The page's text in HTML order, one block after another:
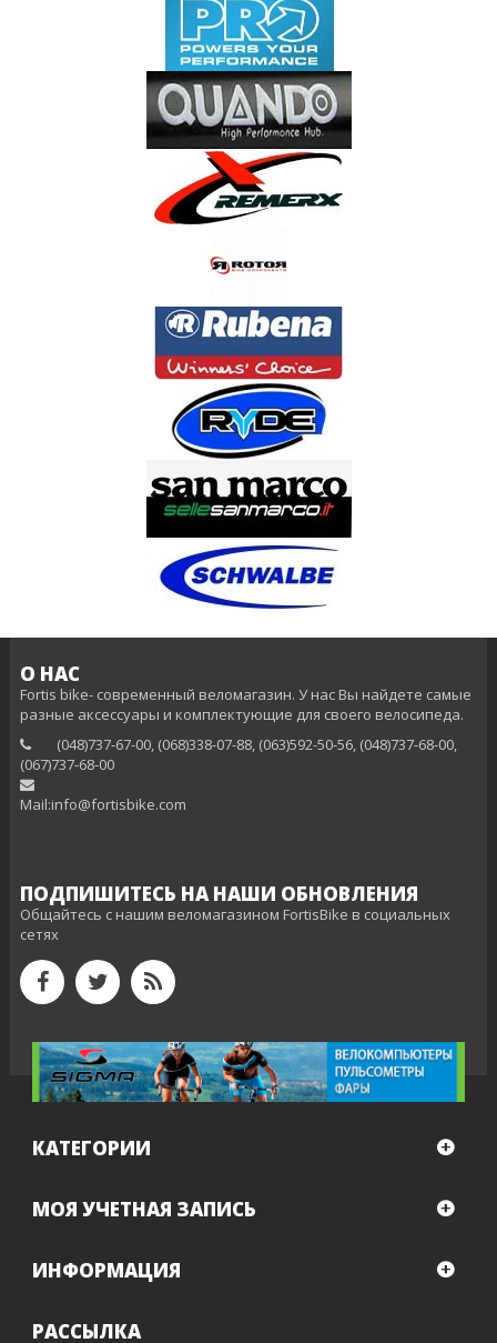
О НАС
Fortis bike- современный веломагазин. У нас Вы найдете самые
разные аксессуары и комплектующие для своего велосипеда.
(048)737-67-00, (068)338-07-88, (063)592-50-56, (048)737-68-00,
(‎067)737-68-00
Mail:info@fortisbike.com
ПОДПИШИТЕСЬ НА НАШИ ОБНОВЛЕНИЯ
Общайтесь с нашим веломагазином FortisBike в социальных
сетях
КАТЕГОРИИ
МОЯ УЧЕТНАЯ ЗАПИСЬ
ИНФОРМАЦИЯ
РАССЫЛКА